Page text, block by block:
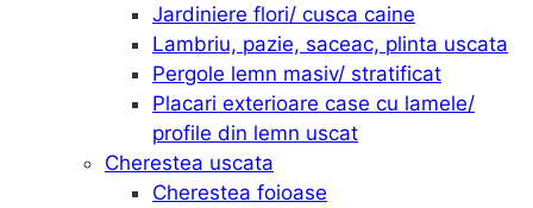
Jardiniere flori/ cusca caine
Lambriu, pazie, saceac, plinta uscata
Pergole lemn masiv/ stratificat
Placari exterioare case cu lamele/
profile din lemn uscat
Cherestea uscata
Cherestea foioase